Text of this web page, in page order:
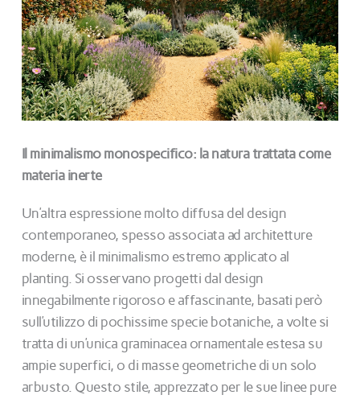
Il minimalismo monospecifico: la natura trattata come
materia inerte
Un’altra espressione molto diffusa del design
contemporaneo, spesso associata ad architetture
moderne, è il minimalismo estremo applicato al
planting. Si osservano progetti dal design
innegabilmente rigoroso e affascinante, basati però
sull’utilizzo di pochissime specie botaniche, a volte si
tratta di un’unica graminacea ornamentale estesa su
ampie superfici, o di masse geometriche di un solo
arbusto. Questo stile, apprezzato per le sue linee pure